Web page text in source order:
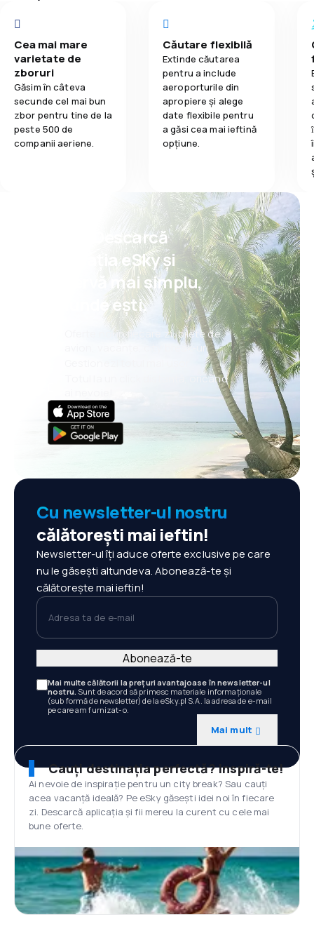
5,0
Confort în timpul călătoriei 5,0
Transportul bagajelor 1,0
Mâncare 5,0
Confort în
Transportul
Cea mai mare
varietate de
zboruri
Găsim în câteva
secunde cel mai bun
zbor pentru tine de la
peste 500 de
companii aeriene.
Căutare flexibilă
Extinde căutarea
pentru a include
aeroporturile din
apropiere și alege
date flexibile pentru
a găsi cea mai ieftină
opțiune.
Psst! Descarcă
aplicația eSky și
rezervă mai simplu,
oriunde ești.
Oferte noi în fiecare zi: bilete de
avion, vacanțe, city break-uri
Totul la un click distanță, oricând
Cu newsletter-ul nostru
călătorești mai ieftin!
Newsletter-ul îți aduce oferte exclusive pe care
nu le găsești altundeva. Abonează-te și
călătorește mai ieftin!
Adresa ta de e-mail
Mai multe călătorii la prețuri avantajoase în newsletter-ul
nostru. Sunt de acord să primesc materiale informaționale
(sub formă de newsletter) de la eSky.pl S.A. la adresa de e-mail
pe care am furnizat-o.
Mai mult
Abonează-te
Cauți destinația perfectă? Inspiră-te!
Ai nevoie de inspirație pentru un city break? Sau cauți
acea vacanță ideală? Pe eSky găsești idei noi în fiecare
zi. Descarcă aplicația și fii mereu la curent cu cele mai
bune oferte.